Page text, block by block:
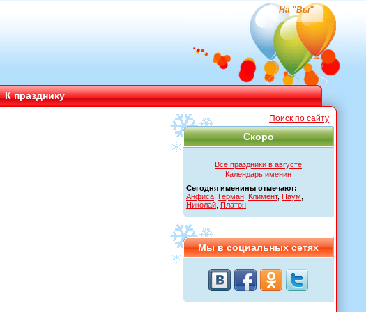
На "Вы"
К празднику
Поиск по сайту
Скоро
Все праздники в августе
Календарь именин
Сегодня именины отмечают:
Анфиса Герман Климент, Наум
Николай Платон
Мы в социальных сетях